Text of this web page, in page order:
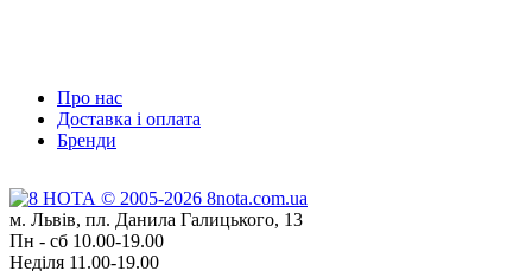
Про нас
Доставка і оплата
Бренди
м. Львів, пл. Данила Галицького, 13
Пн - сб 10.00-19.00
Неділя 11.00-19.00